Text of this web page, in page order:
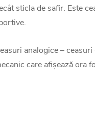
sticla de safir. Este
analogice –
care afișează ora